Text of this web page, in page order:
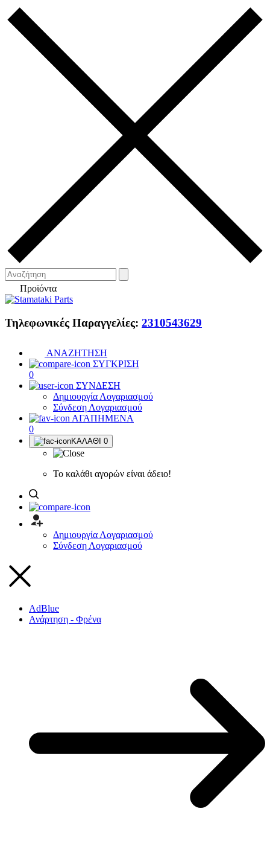
Προϊόντα
Τηλεφωνικές Παραγγελίες: 2310543629
ΑΝΑΖΗΤΗΣΗ
ΣΥΓΚΡΙΣΗ
0
ΣΥΝΔΕΣΗ
Δημιουργία Λογαριασμού
Σύνδεση Λογαριασμού
ΑΓΑΠΗΜΕΝΑ
0
ΚΑΛΑΘΙ 0
Το καλάθι αγορών είναι άδειο!
Δημιουργία Λογαριασμού
Σύνδεση Λογαριασμού
AdBlue
Ανάρτηση - Φρένα